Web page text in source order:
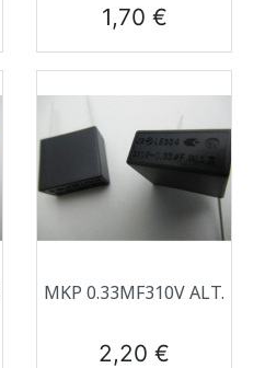
Prix
1,70 €
MKP 0.33ΜF310V ALT.
Prix
2,20 €